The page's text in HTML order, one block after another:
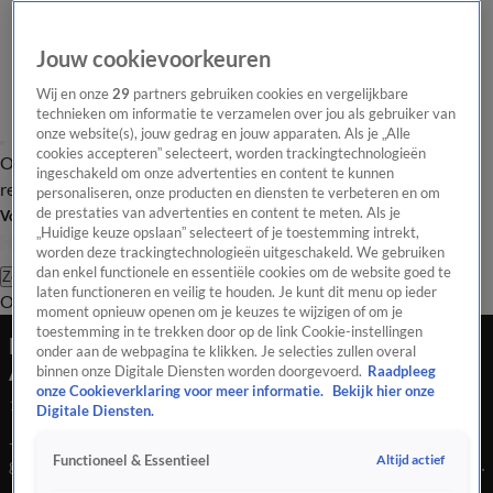
Overzicht Laatste nieuws Regionieuws Het beste van Hart
Tip de
redactie
Volg Hart van Nederland
Zoeken
OverzichtRegioUitzendingenWeerTip de redactiePanelVideo's
Niemand wil de kapotte statiegeldblikjes van
Angelique
17 apr 2026, 22:18
goede doel en een beter milieu. Maar nu is er toch een deuk in
Jouw cookievoorkeuren
Wij en onze29 partners gebruiken cookies en vergelijkbare
technieken om informatie te verzamelen over jou als gebruiker van
onze website(s), jouw gedrag en jouw apparaten. Als je „Alle
cookies accepteren” selecteert, worden trackingtechnologieën
ingeschakeld om onze advertenties en content te kunnen
personaliseren, onze producten en diensten te verbeteren en om
de prestaties van advertenties en content te meten. Als je
„Huidige keuze opslaan” selecteert of je toestemming intrekt,
worden deze trackingtechnologieën uitgeschakeld. We gebruiken
dan enkel functionele en essentiële cookies om de website goed te
laten functioneren en veilig te houden. Je kunt dit menu op ieder
moment opnieuw openen om je keuzes te wijzigen of om je
toestemming in te trekken door op de link Cookie-instellingen
onder aan de webpagina te klikken. Je selecties zullen overal
binnen onze Digitale Diensten worden doorgevoerd. Raadpleeg
onze Cookieverklaring voor meer informatie.
Bekijk hier onze
Digitale Diensten.
Functioneel & Essentieel Altijd actief